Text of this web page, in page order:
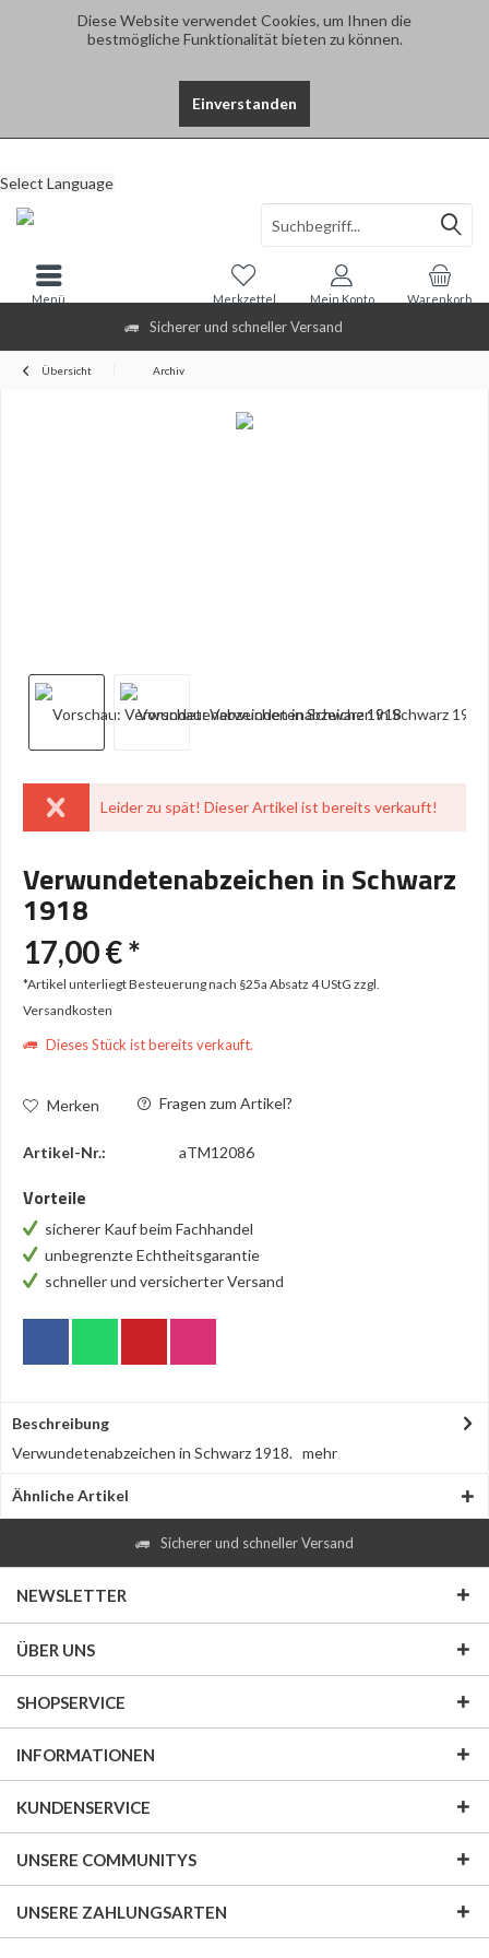
Diese Website verwendet Cookies, um Ihnen die
bestmögliche Funktionalität bieten zu können.
Einverstanden
Sicherer und schneller Versand
Select Language
Warenkorb
Merkzettel Mein Konto
Menü
Übersicht Archiv
Leider zu spät! Dieser Artikel ist bereits verkauft!
Verwundetenabzeichen in Schwarz
1918
17,00 € *
*Artikel unterliegt Besteuerung nach §25a Absatz 4 UStG zzgl.
Versandkosten
Dieses Stück ist bereits verkauft.
Merken Fragen zum Artikel?
Artikel-Nr.: aTM12086
Vorteile
sicherer Kauf beim Fachhandel
unbegrenzte Echtheitsgarantie
schneller und versicherter Versand
Beschreibung
Verwundetenabzeichen in Schwarz 1918. mehr
Ähnliche Artikel
Sicherer und schneller Versand
NEWSLETTER
ÜBER UNS
SHOPSERVICE
INFORMATIONEN
KUNDENSERVICE
UNSERE COMMUNITYS
UNSERE ZAHLUNGSARTEN